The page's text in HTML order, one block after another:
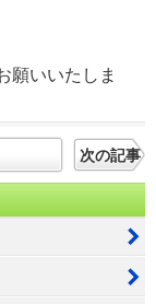
願いいたしま
次の記事